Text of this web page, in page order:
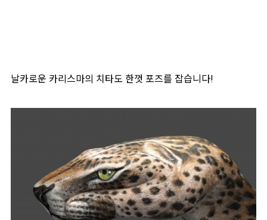
날카로운 카리스마의 치타도 한껏 포즈를 잡습니다!